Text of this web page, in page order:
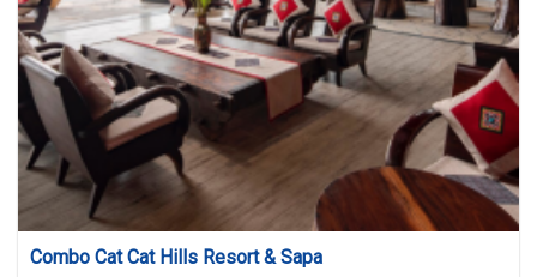
Combo Cat Cat Hills Resort & Sapa